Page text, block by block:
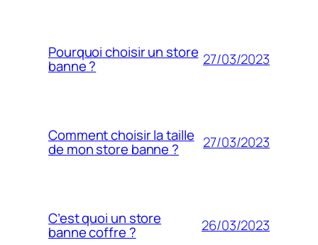
Pourquoi choisir un store
banne ? 27/03/2023
Comment choisir la taille
de mon store banne ? 27/03/2023
C’est quoi un store
banne coffre ? 26/03/2023